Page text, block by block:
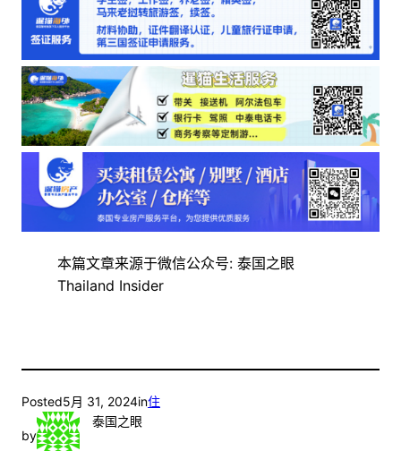
本篇文章来源于微信公众号: 泰国之眼
Thailand Insider
Posted5月 31, 2024in住
by
泰国之眼